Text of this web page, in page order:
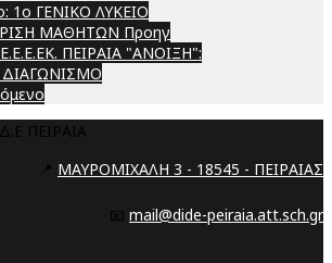
1ο ΓΕΝΙΚΟ ΛΥΚΕΙΟ
ΜΑΘΗΤΩΝ Προηγ
ΠΕΙΡΑΙΑ "ΑΝΟΙΞΗ":
ΠΕΙΡΑΙΑ
📍 ΜΑΥΡΟΜΙΧΑΛΗ 3 - 18545 - ΠΕΙΡΑΙΑΣ
📧 mail@dide-peiraia.att.sch.gr